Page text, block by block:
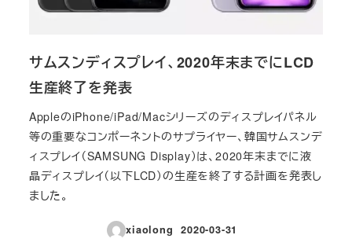
サムスンディスプレイ、2020年末までにLCD
生産終了を発表
AppleのiPhone/iPad/Macシリーズのディスプレイパネル
等の重要なコンポーネントのサプライヤー、韓国サムスンデ
ィスプレイ（SAMSUNG Display）は、2020年末までに液
晶ディスプレイ（以下LCD）の生産を終了する計画を発表し
ました。
xiaolong
投稿日
2020-03-31